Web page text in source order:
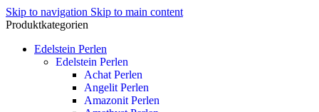
Skip to navigation Skip to main content
Produktkategorien
Edelstein Perlen
Edelstein Perlen
Achat Perlen
Angelit Perlen
Amazonit Perlen